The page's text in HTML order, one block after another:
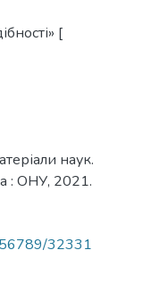
[
наук.
: ОНУ, 2021.
32331